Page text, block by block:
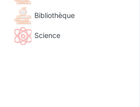
Bibliothèque
Science